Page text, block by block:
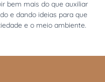
bem mais do que auxiliar
e dando ideias para que
e o meio ambiente.